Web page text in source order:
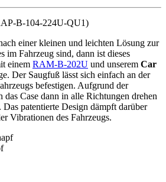
B-104-224U-QU1)
einer kleinen und leichten Lösung zur
im Fahrzeug sind, dann ist dieses
einem RAM-B-202U und unserem Car
Der Saugfuß lässt sich einfach an der
befestigen. Aufgrund der
das Case dann in alle Richtungen drehen
patentierte Design dämpft darüber
Vibrationen des Fahrzeugs.